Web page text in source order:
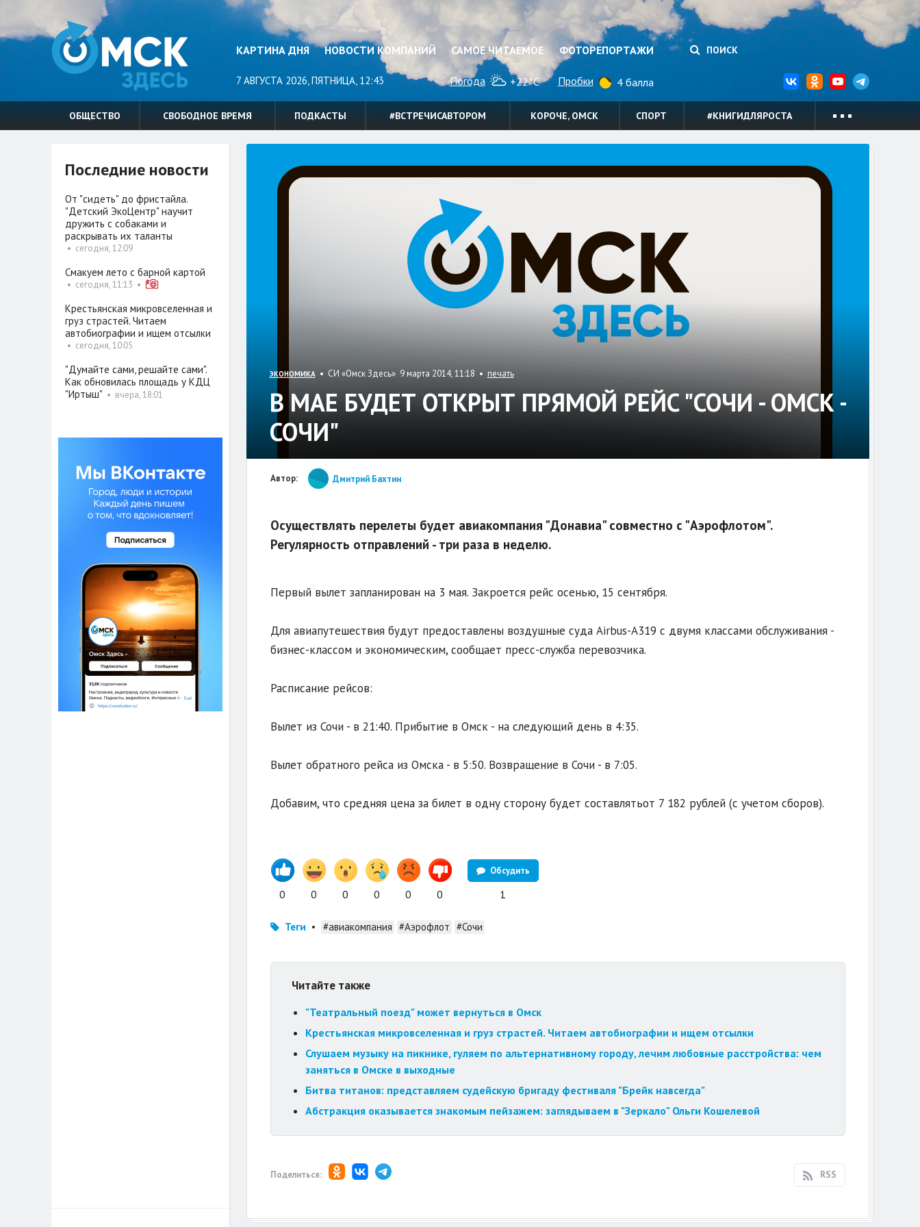
КАРТИНА ДНЯ НОВОСТИ КОМПАНИЙ САМОЕ ЧИТАЕМОЕ ФОТОРЕПОРТАЖИ ПОИСК
7 АВГУСТА 2026, ПЯТНИЦА, 12:43 Погода +22°C Пробки 4 балла
ОБЩЕСТВО СВОБОДНОЕ ВРЕМЯ ПОДКАСТЫ #ВСТРЕЧИСАВТОРОМ КОРОЧЕ, ОМСК СПОРТ #КНИГИДЛЯРОСТА
ЭКОНОМИКА• СИ «Омск Здесь» 9 марта 2014, 11:18 • печать
В МАЕ БУДЕТ ОТКРЫТ ПРЯМОЙ РЕЙС "СОЧИ - ОМСК -
СОЧИ"
Автор: Дмитрий Бахтин
Осуществлять перелеты будет авиакомпания "Донавиа" совместно с "Аэрофлотом".
Регулярность отправлений - три раза в неделю.
Первый вылет запланирован на 3 мая. Закроется рейс осенью, 15 сентября.
Для авиапутешествия будут предоставлены воздушные суда Airbus-A319 с двумя классами обслуживания -
бизнес-классом и экономическим, сообщает пресс-служба перевозчика.
Расписание рейсов:
Вылет из Сочи - в 21:40. Прибытие в Омск - на следующий день в 4:35.
Вылет обратного рейса из Омска - в 5:50. Возвращение в Сочи - в 7:05.
Добавим, что средняя цена за билет в одну сторону будет составлятьот 7 182 рублей (с учетом сборов).
0 0 0 0 0 0
Обсудить
1
Теги • #авиакомпания #Аэрофлот #Сочи
Читайте также
"Театральный поезд" может вернуться в Омск
Крестьянская микровселенная и груз страстей. Читаем автобиографии и ищем отсылки
Слушаем музыку на пикнике, гуляем по альтернативному городу, лечим любовные расстройства: чем
заняться в Омске в выходные
Битва титанов: представляем судейскую бригаду фестиваля "Брейк навсегда"
Абстракция оказывается знакомым пейзажем: заглядываем в "Зеркало" Ольги Кошелевой
Поделиться: RSS
Последние новости
От "сидеть" до фристайла.
"Детский ЭкоЦентр" научит
дружить с собаками и
раскрывать их таланты
• сегодня, 12:09
Смакуем лето с барной картой
• сегодня, 11:13 •
Крестьянская микровселенная и
груз страстей. Читаем
автобиографии и ищем отсылки
• сегодня, 10:05
"Думайте сами, решайте сами".
Как обновилась площадь у КДЦ
"Иртыш" • вчера, 18:01